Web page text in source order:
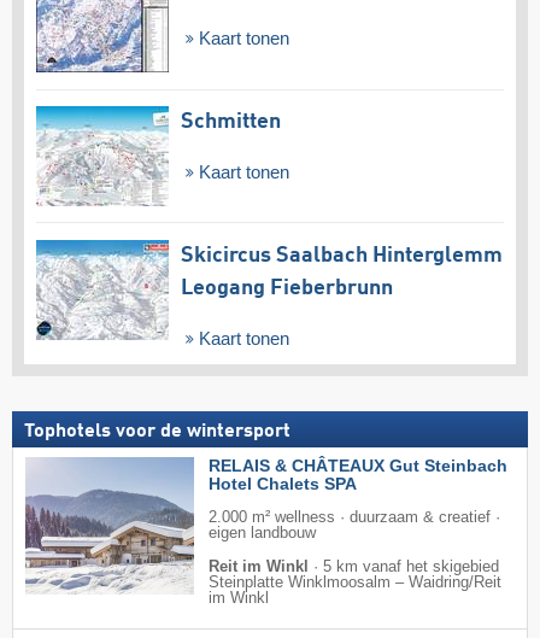
Kaart tonen
Schmitten
Kaart tonen
Skicircus Saalbach Hinterglemm
Leogang Fieberbrunn
Kaart tonen
Tophotels voor de wintersport
RELAIS & CHÂTEAUX Gut Steinbach
Hotel Chalets SPA
2.000 m² wellness · duurzaam & creatief ·
eigen landbouw
Reit im Winkl
· 5 km vanaf het skigebied
Steinplatte Winklmoosalm – Waidring/​Reit
im Winkl